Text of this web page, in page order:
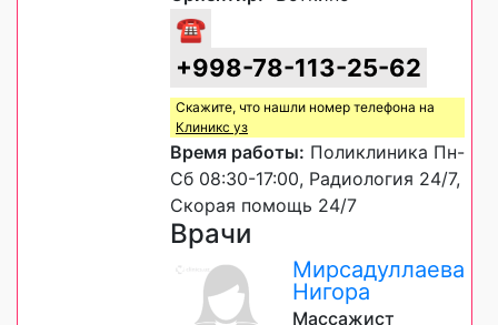
☎
+998-78-113-25-62
Скажите, что нашли номер телефона на
Клиникс уз
Время работы: Поликлиника Пн-
Сб 08:30-17:00, Радиология 24/7,
Скорая помощь 24/7
Врачи
Мирсадуллаева
Нигора
Массажист